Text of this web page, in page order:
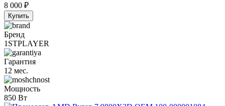
8 000 ₽
Купить
Бренд
1STPLAYER
Гарантия
12 мес.
Мощность
850 Вт